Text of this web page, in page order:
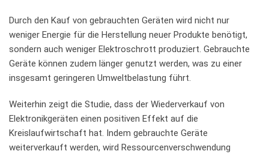
Durch ⁢den Kauf‍ von gebrauchten Geräten ​wird nicht nur
‍weniger Energie ‌für die Herstellung neuer ‍Produkte benötigt,
sondern auch weniger Elektroschrott produziert. Gebrauchte
Geräte können zudem länger ⁢genutzt werden, ⁣was zu einer
insgesamt ⁢geringeren Umweltbelastung⁤ führt.
Weiterhin⁤ zeigt die Studie, dass der Wiederverkauf​ von
Elektronikgeräten ⁣einen positiven Effekt‍ auf die
⁤Kreislaufwirtschaft hat. Indem ⁣gebrauchte ⁤Geräte
weiterverkauft werden, wird⁤ Ressourcenverschwendung